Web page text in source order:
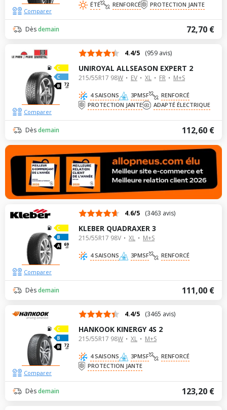
ÉTÉ RENFORCÉ PROTECTION JANTE
72,70 €
Dèsdemain
Comparer
72
dB
4.4/5 (959 avis)
UNIROYAL ALLSEASON EXPERT 2
215/55R17 98W EV XL FR M+S
4 SAISONS 3PMSF
RENFORCÉ
PROTECTION JANTE
ADAPTÉ ÉLECTRIQUE
112,60 €
Dèsdemain
Comparer
69
dB
4.6/5 (3463 avis)
KLEBER QUADRAXER 3
215/55R17 98V XL M+S
4 SAISONS 3PMSF RENFORCÉ
111,00 €
Dèsdemain
Comparer
72
dB
4.4/5 (3465 avis)
HANKOOK KINERGY 4S 2
215/55R17 98W XL M+S
4 SAISONS 3PMSF
RENFORCÉ
PROTECTION JANTE
123,20 €
Dèsdemain
Comparer